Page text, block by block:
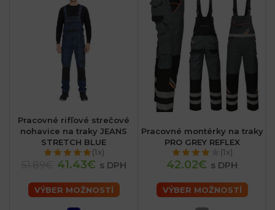
Pracovné rifľové strečové
nohavice na traky JEANS
STRETCH BLUE
(1x)
41.43€ s DPH
VÝBER MOŽNOSTÍ
Pracovné montérky na traky
PRO GREY REFLEX
(1x)
42.02€ s DPH
VÝBER MOŽNOSTÍ